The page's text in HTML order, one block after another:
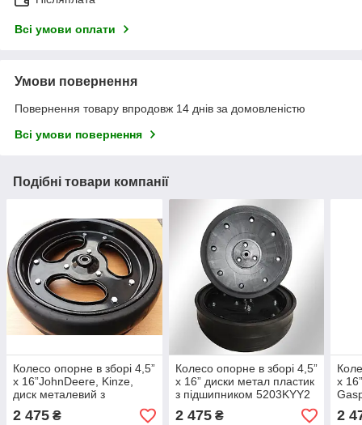
Всі умови оплати
Умови повернення
Повернення товару впродовж 14 днів за домовленістю
Всі умови повернення
Подібні товари компанії
Колесо опорне в зборі 4,5”
x 16”JohnDeere, Kinze,
диск металевий з
підш.885154
2 475 ₴
Колесо опорне в зборі 4,5”
x 16” диски метал пластик
з підшипником 5203KYY2
2 475₴
x
2